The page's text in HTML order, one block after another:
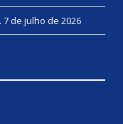
7 de julho de 2026